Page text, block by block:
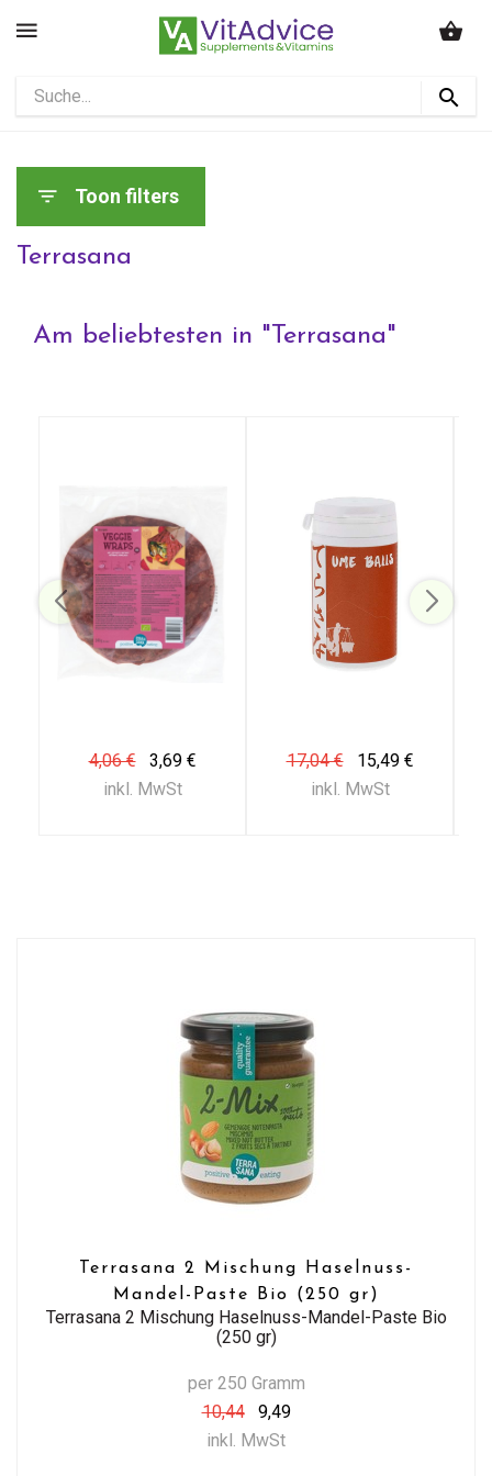
Toon filters
Terrasana
Am beliebtesten in " Terrasana"
4,06 €
3,69 €
inkl. MwSt
17,04 €
15,49 €
inkl. MwSt
Terrasana 2 Mischung Haselnuss-
Mandel-Paste Bio (250 gr)
Terrasana 2 Mischung Haselnuss-Mandel-Paste Bio
(250 gr)
per 250 Gramm
10,44
9,49
inkl. MwSt